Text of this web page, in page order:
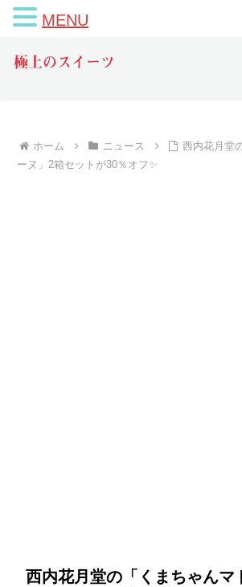
極上のスイーツ
ホーム ニュース
西内花月堂
ーヌ」2箱セットが30％オフ✨
西内花月堂の「くまちゃんマ
MENU